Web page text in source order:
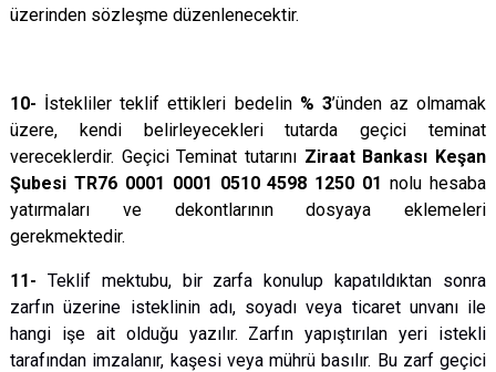
üzerinden sözleşme düzenlenecektir.
10- İstekliler teklif ettikleri bedelin % 3’ünden az olmamak
üzere, kendi belirleyecekleri tutarda geçici teminat
vereceklerdir. Geçici Teminat tutarını Ziraat Bankası Keşan
Şubesi TR76 0001 0001 0510 4598 1250 01 nolu hesaba
yatırmaları ve dekontlarının dosyaya eklemeleri
gerekmektedir.
11- Teklif mektubu, bir zarfa konulup kapatıldıktan sonra
zarfın üzerine isteklinin adı, soyadı veya ticaret unvanı ile
hangi işe ait olduğu yazılır. Zarfın yapıştırılan yeri istekli
tarafından imzalanır, kaşesi veya mührü basılır. Bu zarf geçici